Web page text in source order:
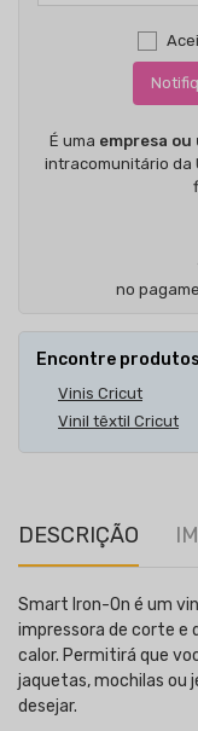
É uma empresa ou
intracomunitário da
no
Encontre
Vinis Cricut
Vinil têxtil Cricut
DESCRIÇÃO
Smart Iron-On é um
impressora de corte e
calor. Permitirá que
jaquetas, mochilas ou
desejar.